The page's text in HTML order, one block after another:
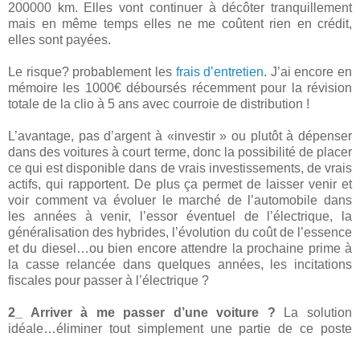
200000 km. Elles vont continuer à décôter tranquillement
mais en même temps elles ne me coûtent rien en crédit,
elles sont payées.
Le risque? probablement les frais d’entretien. J’ai encore en
mémoire les 1000€ déboursés récemment pour la révision
totale de la clio à 5 ans avec courroie de distribution !
L’avantage, pas d’argent à «investir » ou plutôt à dépenser
dans des voitures à court terme, donc la possibilité de placer
ce qui est disponible dans de vrais investissements, de vrais
actifs, qui rapportent. De plus ça permet de laisser venir et
voir comment va évoluer le marché de l’automobile dans
les années à venir, l’essor éventuel de l’électrique, la
généralisation des hybrides, l’évolution du coût de l’essence
et du diesel…ou bien encore attendre la prochaine prime à
la casse relancée dans quelques années, les incitations
fiscales pour passer à l’électrique ?
2_ Arriver à me passer d’une voiture ? La solution
idéale…éliminer tout simplement une partie de ce poste